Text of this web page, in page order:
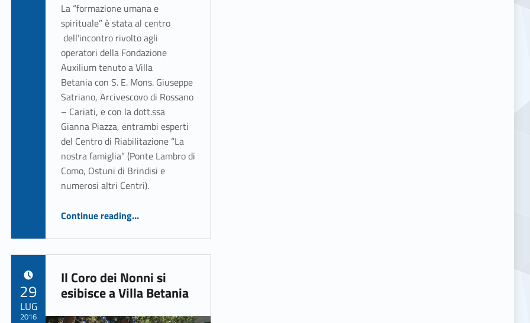
La “formazione umana e
spirituale” è stata al centro
dell’incontro rivolto agli
operatori della Fondazione
Auxilium tenuto a Villa
Betania con S. E. Mons. Giuseppe
Satriano, Arcivescovo di Rossano
– Cariati, e con la dott.ssa
Gianna Piazza, entrambi esperti
del Centro di Riabilitazione “La
nostra famiglia” (Ponte Lambro di
Como, Ostuni di Brindisi e
numerosi altri Centri).
Continue reading…
Il Coro dei Nonni si
esibisce a Villa Betania
29
LUG
2016